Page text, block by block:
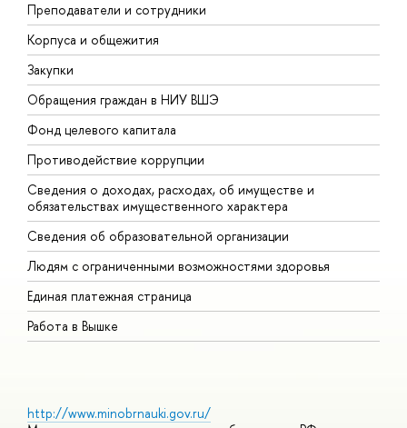
Преподаватели и сотрудники
Корпуса и общежития
Закупки
Обращения граждан в НИУ ВШЭ
Фонд целевого капитала
Противодействие коррупции
Сведения о доходах, расходах, об имуществе и
обязательствах имущественного характера
Сведения об образовательной организации
Людям с ограниченными возможностями здоровья
Единая платежная страница
Работа в Вышке
http://www.minobrnauki.gov.ru/